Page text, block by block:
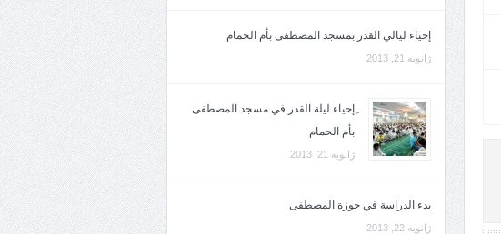
إحياء ليالي القدر بمسجد المصطفى بأم الحمام
ژانویه 21, 2013
ِإحياء ليلة القدر في مسجد المصطفى
بأم الحمام
ژانویه 21, 2013
بدء الدراسة في حوزة المصطفى
ژانویه 22, 2013